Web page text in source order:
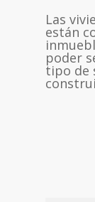
Las
están
poder
tipo de